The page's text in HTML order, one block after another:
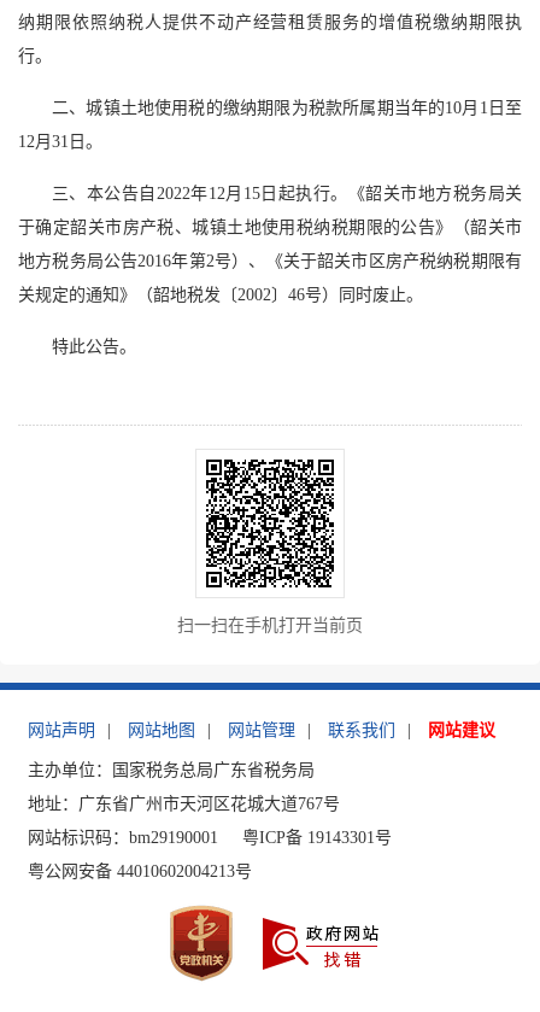
纳期限依照纳税人提供不动产经营租赁服务的增值税缴纳期限执
行。
二、城镇土地使用税的缴纳期限为税款所属期当年的10月1日至
12月31日。
三、本公告自2022年12月15日起执行。《韶关市地方税务局关
于确定韶关市房产税、城镇土地使用税纳税期限的公告》（韶关市
地方税务局公告2016年第2号）、《关于韶关市区房产税纳税期限有
关规定的通知》（韶地税发〔2002〕46号）同时废止。
特此公告。
扫一扫在手机打开当前页
网站声明 网站地图 网站管理 联系我们 网站建议
主办单位：国家税务总局广东省税务局
地址：广东省广州市天河区花城大道767号
网站标识码：bm29190001
粤ICP备 19143301号
粤公网安备 44010602004213号